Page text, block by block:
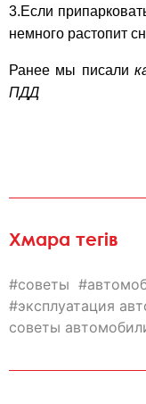
3.Если
немного растопит
Ранее мы писали
ПДД
Хмара тегів
советы
эксплуатация
советы